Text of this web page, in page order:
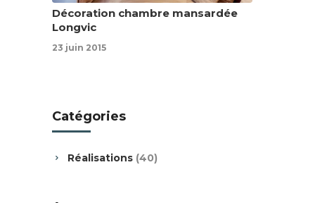
Décoration chambre mansardée
Longvic
23 juin 2015
Catégories
Réalisations (40)